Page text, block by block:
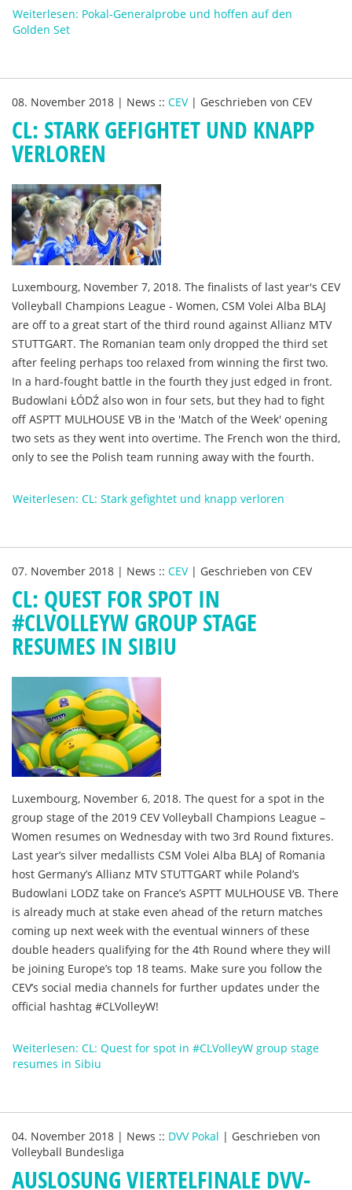
Weiterlesen: Pokal-Generalprobe und hoffen auf den
Golden Set
08. November 2018 | News :: CEV | Geschrieben von CEV
CL: STARK GEFIGHTET UND KNAPP
VERLOREN
Luxembourg, November 7, 2018. The finalists of last year's CEV
Volleyball Champions League - Women, CSM Volei Alba BLAJ
are off to a great start of the third round against Allianz MTV
STUTTGART. The Romanian team only dropped the third set
after feeling perhaps too relaxed from winning the first two.
In a hard-fought battle in the fourth they just edged in front.
Budowlani ŁÓDŹ also won in four sets, but they had to fight
off ASPTT MULHOUSE VB in the 'Match of the Week' opening
two sets as they went into overtime. The French won the third,
only to see the Polish team running away with the fourth.
Weiterlesen: CL: Stark gefightet und knapp verloren
07. November 2018 | News :: CEV | Geschrieben von CEV
CL: QUEST FOR SPOT IN
#CLVOLLEYW GROUP STAGE
RESUMES IN SIBIU
Luxembourg, November 6, 2018. The quest for a spot in the
group stage of the 2019 CEV Volleyball Champions League –
Women resumes on Wednesday with two 3rd Round fixtures.
Last year’s silver medallists CSM Volei Alba BLAJ of Romania
host Germany’s Allianz MTV STUTTGART while Poland’s
Budowlani LODZ take on France’s ASPTT MULHOUSE VB. There
is already much at stake even ahead of the return matches
coming up next week with the eventual winners of these
double headers qualifying for the 4th Round where they will
be joining Europe’s top 18 teams. Make sure you follow the
CEV’s social media channels for further updates under the
official hashtag #CLVolleyW!
Weiterlesen: CL: Quest for spot in #CLVolleyW group stage
resumes in Sibiu
04. November 2018 | News :: DVV Pokal | Geschrieben von
Volleyball Bundesliga
AUSLOSUNG VIERTELFINALE DVV-